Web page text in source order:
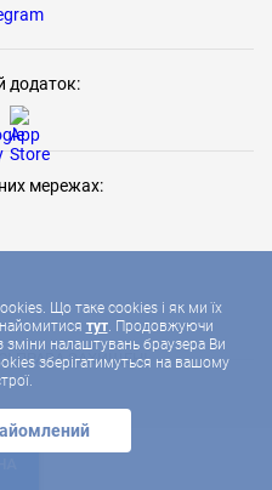
Що таке cookies і як ми їх
тут. Продовжуючи
налаштувань браузера Ви
зберігатимуться на вашому
додаток:
мережах:
ПРАВА ЗАХИЩЕНІ